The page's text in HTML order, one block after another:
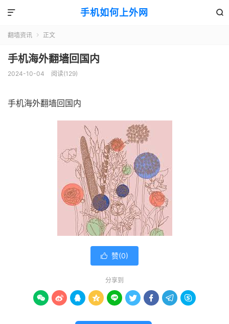
手机如何上外网 

翻墙资讯  正文
手机海外翻墙回国内
2024-10-04 阅读(129)
手机海外翻墙回国内
 赞(0)
分享到
        